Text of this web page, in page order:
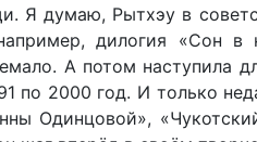
Я думаю, Рытхэу в
дилогия «Сон в
А потом наступила
по 2000 год. И только
Одинцовой»,